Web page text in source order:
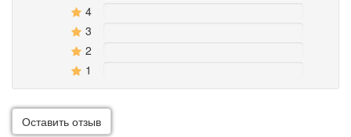
4
3
2
1
Оставить отзыв